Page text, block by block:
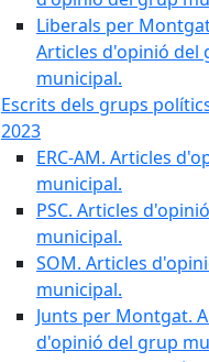
Liberals per
Articles d'opinió del
municipal.
Escrits dels grups
2023
ERC-AM. Articles
municipal.
PSC. Articles
municipal.
SOM. Articles
municipal.
Junts per Montgat.
d'opinió del grup